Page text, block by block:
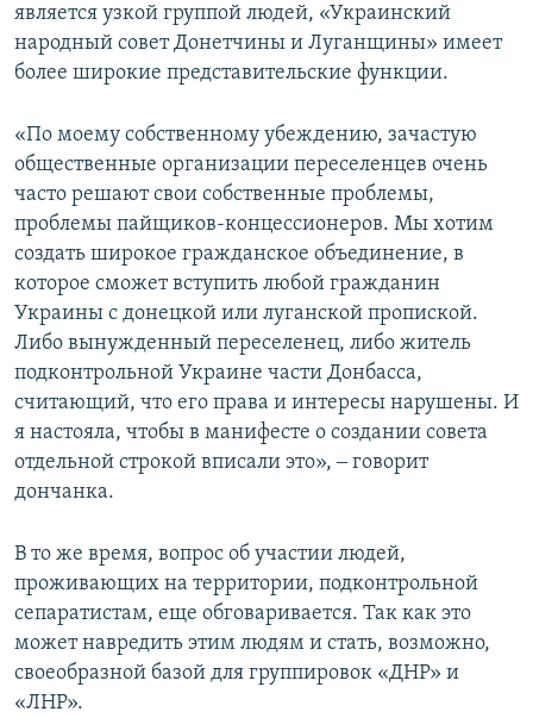
является узкой группой людей, «Украинский
народный совет Донетчины и Луганщины» имеет
более широкие представительские функции.
«По моему собственному убеждению, зачастую
общественные организации переселенцев очень
часто решают свои собственные проблемы,
проблемы пайщиков-концессионеров. Мы хотим
создать широкое гражданское объединение, в
которое сможет вступить любой гражданин
Украины с донецкой или луганской пропиской.
Либо вынужденный переселенец, либо житель
подконтрольной Украине части Донбасса,
считающий, что его права и интересы нарушены. И
я настояла, чтобы в манифесте о создании совета
отдельной строкой вписали это», ‒ говорит
дончанка.
В то же время, вопрос об участии людей,
проживающих на территории, подконтрольной
сепаратистам, еще обговаривается. Так как это
может навредить этим людям и стать, возможно,
своеобразной базой для группировок «ДНР» и
«ЛНР».